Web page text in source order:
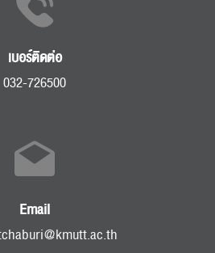
เบอร์ติดต่อ
032-726500
Email